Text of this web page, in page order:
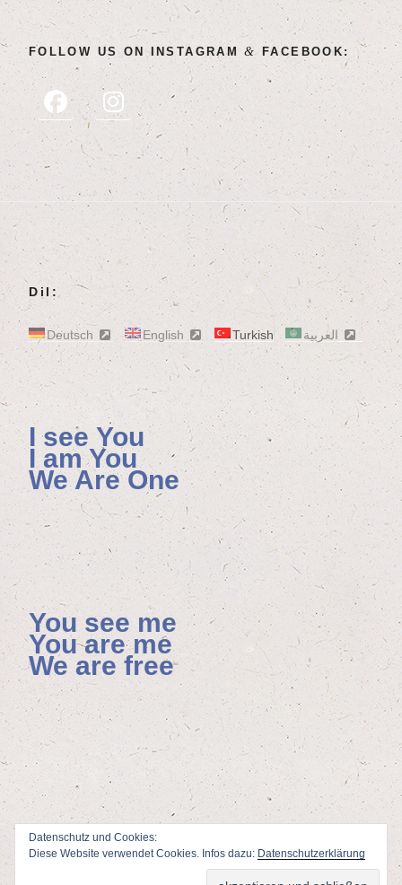
FOL­LOW US ON INSTA­GRAM& FACEBOOK:
Dil:
Deutsch English Turkish العربية
I see You
I am You
We Are One
You see me
You are me
We are free
ViSdP: Florian Hoenisch, Mainzer Allee 4, 65232 Taunusstein
Datenschutz und Cookies:
Diese Website verwendet Cookies. Infos dazu: Datenschutzerklärung